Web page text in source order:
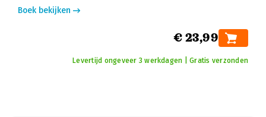
Boek bekijken
€ 23,99
Levertijd ongeveer 3 werkdagen | Gratis verzonden